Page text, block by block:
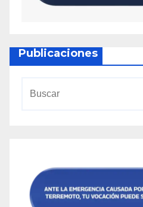
Publicaciones